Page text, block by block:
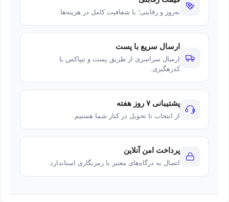
به‌روز و رقابتی؛ با شفافیت کامل در هزینه‌ها.
ارسال سریع با پست
ارسال سراسری از طریق پست و تیپاکس با
کدرهگیری.
پشتیبانی ۷ روز هفته
از انتخاب تا تحویل در کنار شما هستیم.
پرداخت امن آنلاین
اتصال به درگاه‌های معتبر با رمزنگاری استاندارد.